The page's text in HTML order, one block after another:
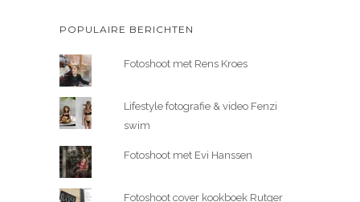
POPULAIRE BERICHTEN
Fotoshoot met Rens Kroes
Lifestyle fotografie & video Fenzi
swim
Fotoshoot met Evi Hanssen
Fotoshoot cover kookboek Rutger